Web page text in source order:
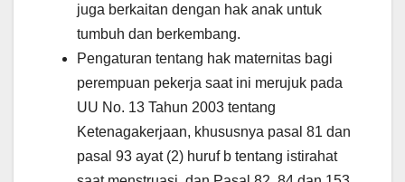
juga berkaitan dengan hak anak untuk
tumbuh dan berkembang.
Pengaturan tentang hak maternitas bagi
perempuan pekerja saat ini merujuk pada
UU No. 13 Tahun 2003 tentang
Ketenagakerjaan, khususnya pasal 81 dan
pasal 93 ayat (2) huruf b tentang istirahat